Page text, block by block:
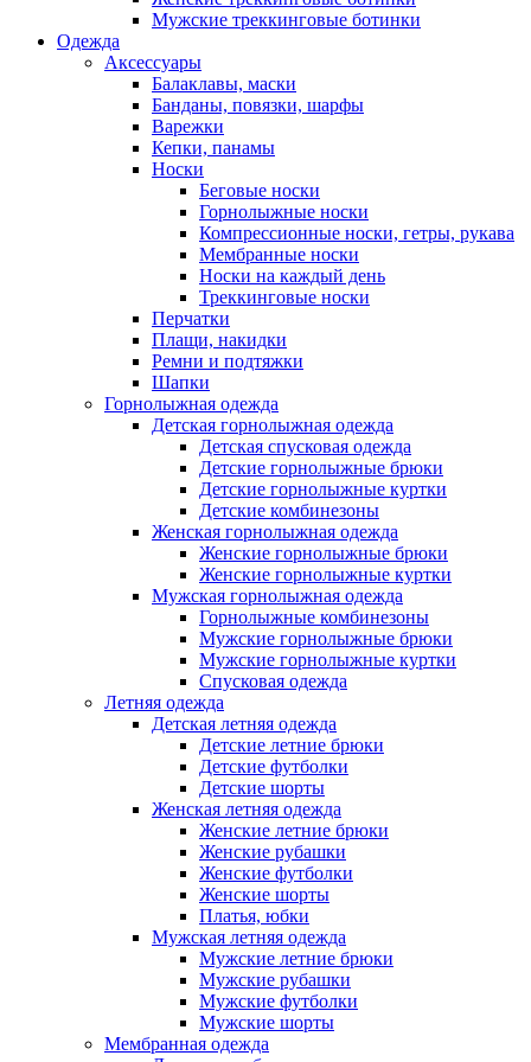
Мужские треккинговые ботинки
Одежда
Аксессуары
Балаклавы, маски
Банданы, повязки, шарфы
Варежки
Кепки, панамы
Носки
Беговые носки
Горнолыжные носки
Компрессионные носки, гетры, рукава
Мембранные носки
Носки на каждый день
Треккинговые носки
Перчатки
Плащи, накидки
Ремни и подтяжки
Шапки
Горнолыжная одежда
Детская горнолыжная одежда
Детская спусковая одежда
Детские горнолыжные брюки
Детские горнолыжные куртки
Детские комбинезоны
Женская горнолыжная одежда
Женские горнолыжные брюки
Женские горнолыжные куртки
Мужская горнолыжная одежда
Горнолыжные комбинезоны
Мужские горнолыжные брюки
Мужские горнолыжные куртки
Спусковая одежда
Летняя одежда
Детская летняя одежда
Детские летние брюки
Детские футболки
Детские шорты
Женская летняя одежда
Женские летние брюки
Женские рубашки
Женские футболки
Женские шорты
Платья, юбки
Мужская летняя одежда
Мужские летние брюки
Мужские рубашки
Мужские футболки
Мужские шорты
Мембранная одежда